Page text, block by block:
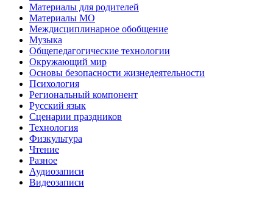
Материалы для родителей
Материалы МО
Междисциплинарное обобщение
Музыка
Общепедагогические технологии
Окружающий мир
Основы безопасности жизнедеятельности
Психология
Региональный компонент
Русский язык
Сценарии праздников
Технология
Физкультура
Чтение
Разное
Аудиозаписи
Видеозаписи